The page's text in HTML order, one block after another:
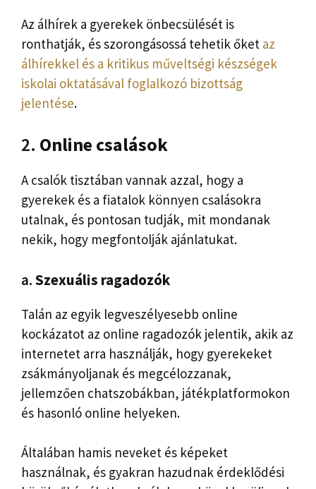
Az álhírek a gyerekek önbecsülését is
ronthatják, és szorongásossá tehetik őket az
álhírekkel és a kritikus műveltségi készségek
iskolai oktatásával foglalkozó bizottság
jelentése.
2. Online csalások
A csalók tisztában vannak azzal, hogy a
gyerekek és a fiatalok könnyen csalásokra
utalnak, és pontosan tudják, mit mondanak
nekik, hogy megfontolják ajánlatukat.
a.Szexuális ragadozók
Talán az egyik legveszélyesebb online
kockázatot az online ragadozók jelentik, akik az
internetet arra használják, hogy gyerekeket
zsákmányoljanak és megcélozzanak,
jellemzően chatszobákban, játékplatformokon
és hasonló online helyeken.
Általában hamis neveket és képeket
használnak, és gyakran hazudnak érdeklődési